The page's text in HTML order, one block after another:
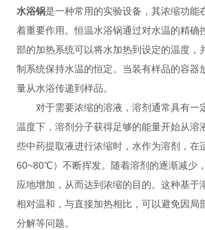
水浴锅是一种常用的实验设备，其浓缩功能
着重要作用。恒温水浴锅通过对水温的精确
部的加热系统可以将水加热到设定的温度，
制系统保持水温的恒定。当装有样品的容器
量从水浴传递到样品。
对于需要浓缩的溶液，溶剂通常具有一
温度下，溶剂分子获得足够的能量开始从溶
些中药提取液进行浓缩时，水作为溶剂，在
60~80℃）不断挥发。随着溶剂的逐渐减少
应地增加，从而达到浓缩的目的。这种基于
相对温和，与直接加热相比，可以避免因局
分解等问题。